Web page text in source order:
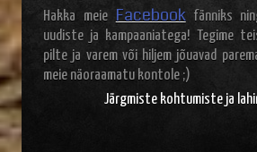
Hakka meie Facebookfänniks
uudiste ja kampaaniatega! Tegime
pilte ja varem või hiljem jõuavad
meie näoraamatu kontole ;)
Järgmiste kohtumiste ja